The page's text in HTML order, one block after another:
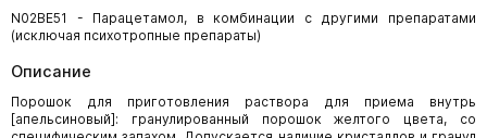
N02BE51 - Парацетамол, в комбинации с другими препаратами
(исключая психотропные препараты)
Описание
Порошок для приготовления раствора для приема внутрь
[апельсиновый]: гранулированный порошок желтого цвета, со